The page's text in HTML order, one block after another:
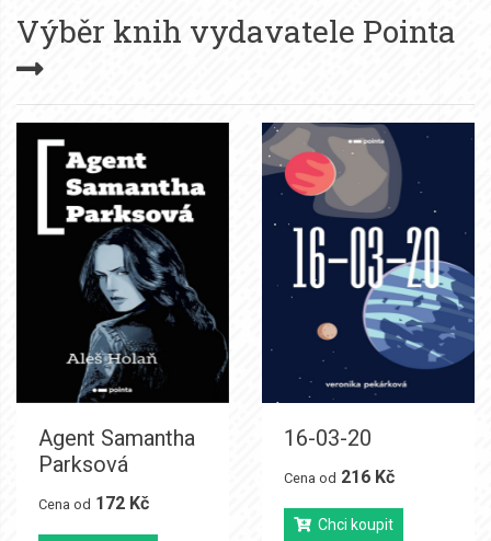
Výběr knih vydavatele Pointa
Agent Samantha
Parksová
Cena od 172 Kč
16-03-20
Cena od 216 Kč
Chci koupit